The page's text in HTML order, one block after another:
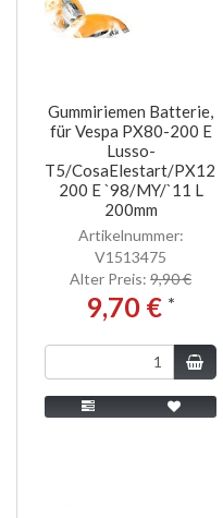
Gummiriemen Batterie,
für Vespa PX80-200 E
Lusso-
T5/CosaElestart/PX125-
200 E `98/MY/`11 L
200mm
Artikelnummer:
V1513475
Alter Preis: 9,90 €
9,70 € *